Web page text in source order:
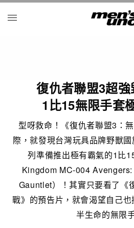
復仇者聯盟3超
1比15無限手套
型呀救命！《復仇者聯盟3：
際，就發現台灣玩具品牌野獸
列準備推出極有霸氣的1比
Kingdom MC-004
Gauntlet）！其實只要看了《
戰》的預告片，就會渴望自己
半生命的無限